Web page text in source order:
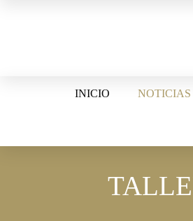
INICIO NOTICIAS